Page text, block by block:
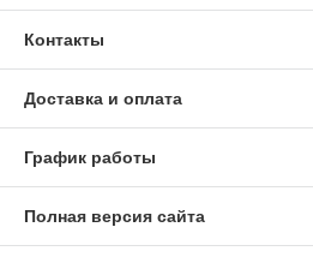
Контакты
Доставка и оплата
График работы
Полная версия сайта